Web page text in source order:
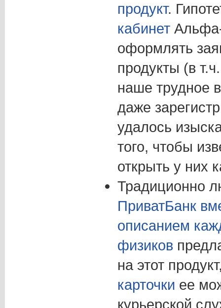
продукт.
кабинет
оформлять
продукты (в
наше трудное
даже
удалось
того, чтобы
открыть у них
Традиционно
ПриватБанк
описанием
физиков
на этот
карточки ее
курьерской